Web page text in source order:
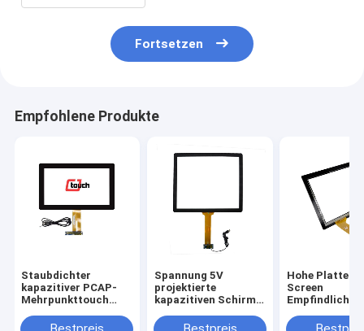
Fortsetzen
Empfohlene Produkte
Staubdichter
kapazitiver PCAP-
Mehrpunkttouch
Schnittstelle 13,3“
Spannung 5V
projektierte
kapazitiven Schirm,
Noten-Monitor des
Hohe Platte
Screen
PC 15,6 Zoll